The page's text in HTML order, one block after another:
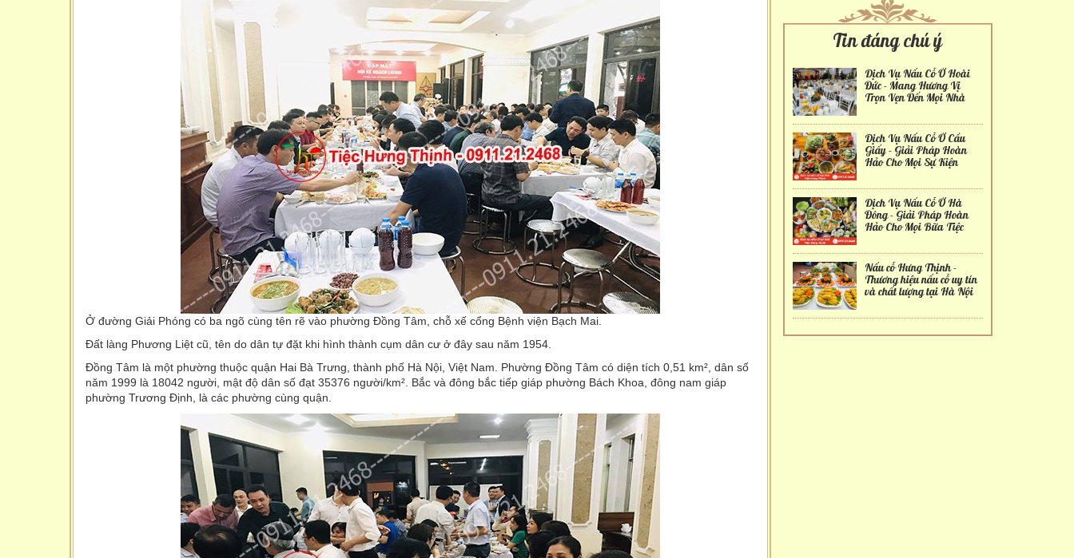
Ở đường Giải Phóng có ba ngõ cùng tên rẽ vào phường Đồng Tâm, chỗ xế cổng Bệnh viện Bạch Mai.
Đất làng Phương Liệt cũ, tên do dân tự đặt khi hình thành cụm dân cư ở đây sau năm 1954.
Đồng Tâm là một phường thuộc quận Hai Bà Trưng, thành phố Hà Nội, Việt Nam. Phường Đồng Tâm có diện tích 0,51 km², dân số
năm 1999 là 18042 người, mật độ dân số đạt 35376 người/km². Bắc và đông bắc tiếp giáp phường Bách Khoa, đông nam giáp
phường Trương Định, là các phường cùng quận.
Tin đáng chú ý
Dịch Vụ Nấu Cỗ Ở Hoài
Đức - Mang Hương Vị
Trọn Vẹn Đến Mọi Nhà
Dịch Vụ Nấu Cỗ Ở Cầu
Giấy - Giải Pháp Hoàn
Hảo Cho Mọi Sự Kiện
Dịch Vụ Nấu Cỗ Ở Hà
Đông - Giải Pháp Hoàn
Hảo Cho Mọi Bữa Tiệc
Nấu cỗ Hưng Thịnh -
Thương hiệu nấu cỗ uy tín
và chất lượng tại Hà Nội